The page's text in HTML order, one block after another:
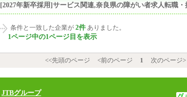
[2027年新卒採用]サービス関連,奈良県の障がい者求人転職
条件と一致した企業が 2件 ありました。
1ページ中の1ページ目を表示
<<先頭のページ
<前のページ 1 次のページ>
JTBグループ